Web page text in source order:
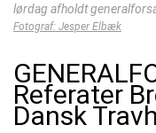
lørdag afholdt
Fotograf: Jesper Elbæk
Referater
Dansk